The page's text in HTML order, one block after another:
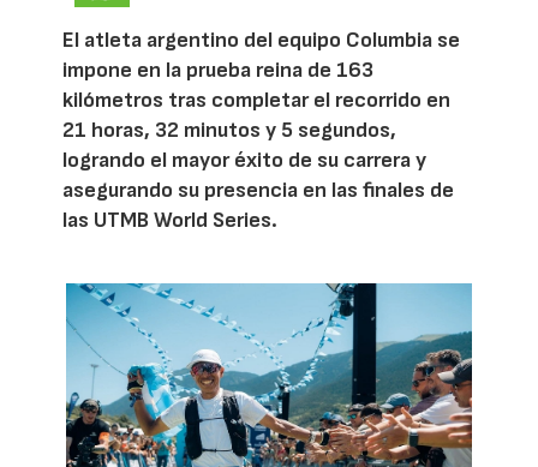
El atleta argentino del equipo Columbia se
impone en la prueba reina de 163
kilómetros tras completar el recorrido en
21 horas, 32 minutos y 5 segundos,
logrando el mayor éxito de su carrera y
asegurando su presencia en las finales de
las UTMB World Series.